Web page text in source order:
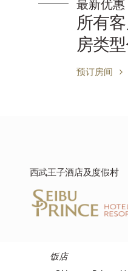
饭店
最新优惠
家庭
预订房间
西武王子酒店及度假村